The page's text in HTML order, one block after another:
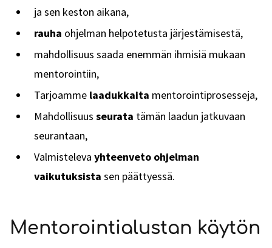
ja sen keston aikana,
rauha ohjelman helpotetusta järjestämisestä,
mahdollisuus saada enemmän ihmisiä mukaan
mentorointiin,
Tarjoamme laadukkaita mentorointiprosesseja,
Mahdollisuus seurata tämän laadun jatkuvaan
seurantaan,
Valmisteleva yhteenveto ohjelman
vaikutuksista sen päättyessä.
Mentorointialustan käytön